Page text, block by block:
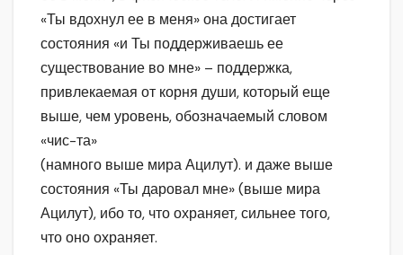
«Ты вдохнул ее в меня» она достигает
состояния «и Ты поддерживаешь ее
существование во мне» – поддержка,
привлекаемая от корня души, который еще
выше, чем уровень, обозначаемый словом
«чис-та»
(намного выше мира Ацилут). и даже выше
состояния «Ты даровал мне» (выше мира
Ацилут), ибо то, что охраняет, сильнее того,
что оно охраняет.